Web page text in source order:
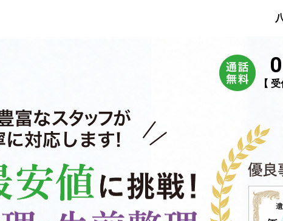
【